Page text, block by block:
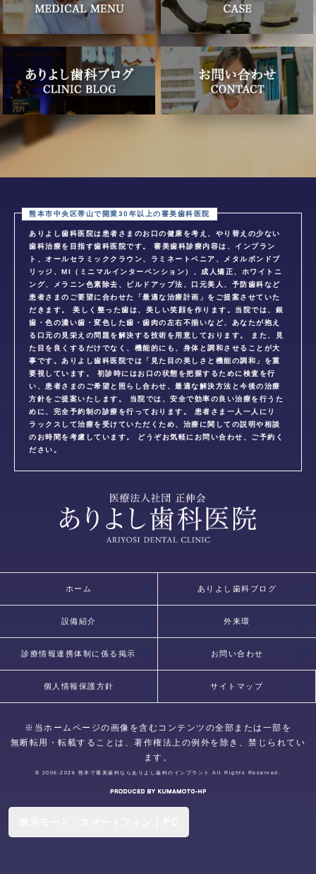
ありよし歯科医院は患者さまのお口の健康を考え、やり替えの少ない
歯科治療を目指す歯科医院です。 審美歯科診療内容は、インプラン
ト、オールセラミッククラウン、ラミネートベニア、メタルボンドブ
リッジ、MI（ミニマルインターベンション）、成人矯正、ホワイトニ
ング、メラニン色素除去、ビルドアップ法、口元美人、予防歯科など
患者さまのご要望に合わせた「最適な治療計画」をご提案させていた
だきます。 美しく整った歯は、美しい笑顔を作ります。当院では、銀
歯・色の濃い歯・変色した歯・歯肉の左右不揃いなど、あなたが抱え
る口元の見栄えの問題を解決する技術を用意しております。 また、見
た目を良くするだけでなく、機能的にも、身体と調和させることが大
事です。ありよし歯科医院では「見た目の美しさと機能の調和」を重
要視しています。 初診時にはお口の状態を把握するために検査を行
い、患者さまのご希望と照らし合わせ、最適な解決方法と今後の治療
方針をご提案いたします。 当院では、安全で効率の良い治療を行うた
めに、完全予約制の診療を行っております。 患者さま一人一人にリ
ラックスして治療を受けていただくため、治療に関しての説明や相談
のお時間を考慮しています。 どうぞお気軽にお問い合わせ、ご予約く
ださい。
ホーム ありよし歯科ブログ
設備紹介 外来環
診療情報連携体制に係る掲示 お問い合わせ
個人情報保護方針 サイトマップ
※当ホームページの画像を含むコンテンツの全部または一部を
無断転用・転載することは、著作権法上の例外を除き、禁じられてい
ます。
© 2006-2026 熊本で審美歯科ならありよし歯科のインプラント All Rights Reserved.